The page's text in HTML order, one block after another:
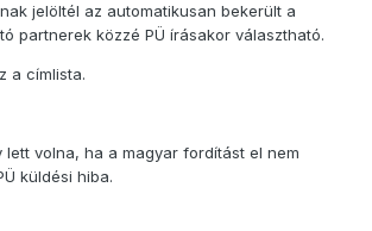
jelöltél az automatikusan bekerült a
partnerek közzé PÜ írásakor választható.
a címlista.
lett volna, ha a magyar fordítást el nem
küldési hiba.